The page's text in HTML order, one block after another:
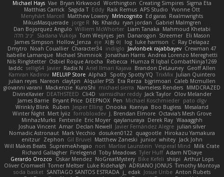
Michael Hays Vae Bryan Kirkwood Worthington Creating Simpires Sigma Eta
Matthias Carrick Sagida T Eddy Raik Remus APS Studio Yvonne Ott
Menyhárt Marcell Matthew Lowery MrIncognito Ed garas Realmwrights
MikusMasquerade jorge R Ns Khaidu ryan jordan
Gabriel Malmgren
Dan Bojorquez Angulo Williem McWhorter Liam Tanaka Mahmoud Khetabi
יניב חלה
Sladana Vukoja Tom Weijnjes jen Danarogon Streemer Eli Mason
James Simpson Hollow_Jenza eje 지환 이 log luke harrison C Ray Delapaz
Dmytro Noah Couallier Character34 indiiglo Javlonbek rajabbayev Crewman 47
Isabelle Lamarque Michael Shimniok Jonathan Harris Andrea Lorenzo Mereghetti
Nils Ringlstetter Osbiel Roque Arocha Rebecca Humza R Iqbal CombatNinja1269
laddc sellig64 Javier Radix N Ariel Ilmari Kajava Brandon DeLauney Geoff Allen
Kamran Kadirov MELUIP Store Alpha3 Spotty Spotty YQ TrixMix Julian Quintero
julian reyes Nareon claytpn Alquiler PS5 Era Rerza bjgrimoari Caleb Mcmullen
giovanni varani
Mackenzie KuroShi michael sierra Nameless Renders MMDCRAZED
DivineXavier DEATHSTEED Cli4D vamsidhar reddy Jack Taylor Olov Melander
James Barrie Bryant Price DEEPNOX Pen Michael Koschmieder pato dlgv
Wrinkly Blink Ruben Jesper Elling Onooka Kseniya Boo Bugless Mesaland
Winter Night Mert İyiiz forrobloxdev J. Brendan Elmore Octavia's Mesh Grove
MinhazMurks Fxntxnile Eric Moyer qaylanuraya Derek Ray Waaagghh
Joshua Vincent Amar Declan Newell Javier Fernández Alegre julian silver
Nomadic Astronaut Mark Vecchio dosuken0122 quagootle Hirokazu Yamakura
enitzur Zephon Gil Bruvel Matthew Zaneski junior whitey Jack John
Will Makes Beats SupremeAhegao nori Marlise Launstein Vesperal Mind
Milk Crate
Richard Gallagher Firelegend Toby Meadows Tyler Huff Adam N'Diaye
Gerardo Orozco
Oskar Mendez NoGreatMystery Bike Kefeli shiipi Arthur Lops
Oliver Cromwell Tomer Meltser Luke Ridehalgh ADRIANO JONUS Timothy Montoya
soda basket SANTIAGO SANTOS ESTRADA j_ edak Josue Uribe Anton Rubets